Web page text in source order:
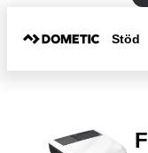
Stöd